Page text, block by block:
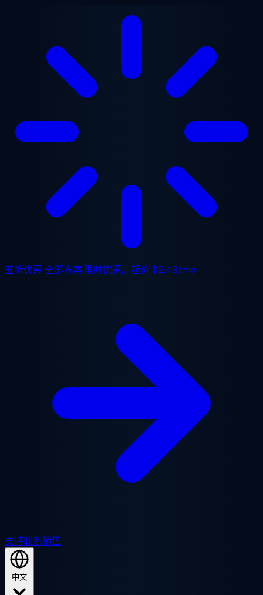
五折优惠 全部方案,限时优惠。起价$2.48/mo
支持联系销售
中文